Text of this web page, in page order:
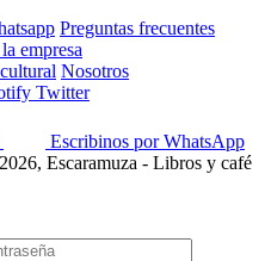
Preguntas frecuentes
empresa
Nosotros
Twitter
Escribinos por WhatsApp
Escaramuza - Libros y café